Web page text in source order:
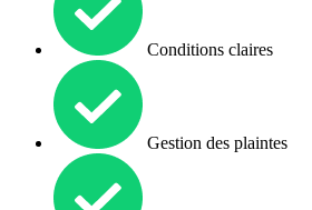
Conditions claires
Gestion des plaintes